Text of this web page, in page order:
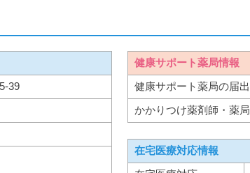
39
健康サポート薬局情報
健康サポート薬局の届出
かかりつけ薬剤師・薬局
在宅医療対応情報